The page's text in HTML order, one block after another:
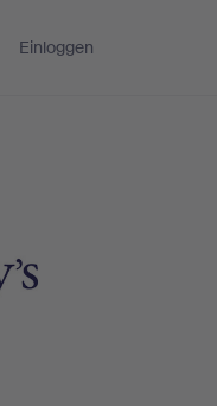
Einloggen